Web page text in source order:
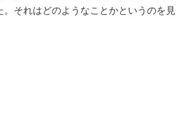
。それはどのようなことかというのを見